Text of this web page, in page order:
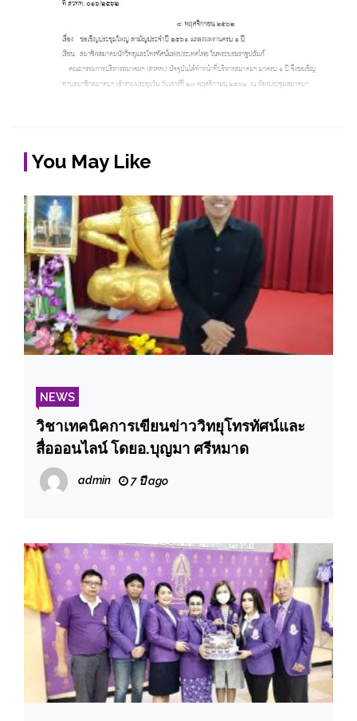
You May Like
NEWS
วิชาเทคนิคการเขียนข่าววิทยุโทรทัศน์และ
สื่อออนไลน์ โดยอ.บุญมา ศรีหมาด
admin 7 ปี ago